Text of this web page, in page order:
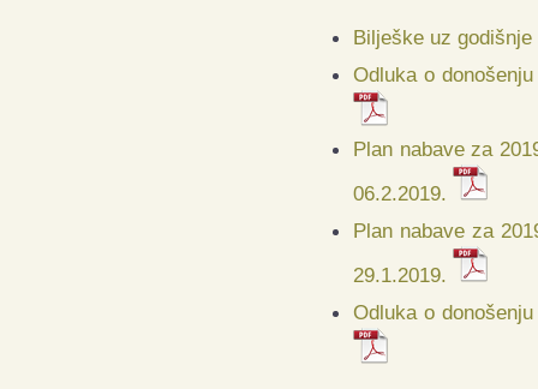
Bilješke uz
Odluka o
Plan nabave za
06.2.2019.
Plan nabave za
29.1.2019.
Odluka o